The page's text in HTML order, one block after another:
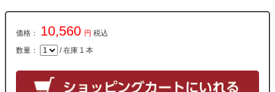
価格： 10,560 円 税込
数量： / 在庫 1 本